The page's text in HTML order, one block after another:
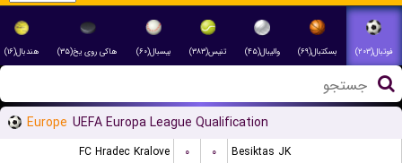
فوتبال(۲۰۳) بسکتبال(۶۹) والیبال(۴۵) تنیس(۳۸۳) بیسبال(۶۰) هاکی روی یخ(۳۵) هندبال(۱۶)
Europe UEFA Europa League Qualification
FC Hradec Kralove ۰ ۰
Besiktas JK